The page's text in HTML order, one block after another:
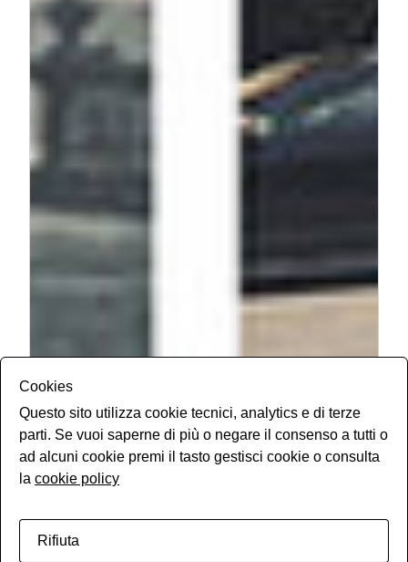
Cookies
Questo sito utilizza cookie tecnici, analytics e di terze
parti. Se vuoi saperne di più o negare il consenso a tutti o
ad alcuni cookie premi il tasto gestisci cookie o consulta
la cookie policy
Rifiuta